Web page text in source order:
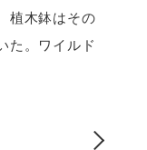
植木鉢はその
た。ワイルド